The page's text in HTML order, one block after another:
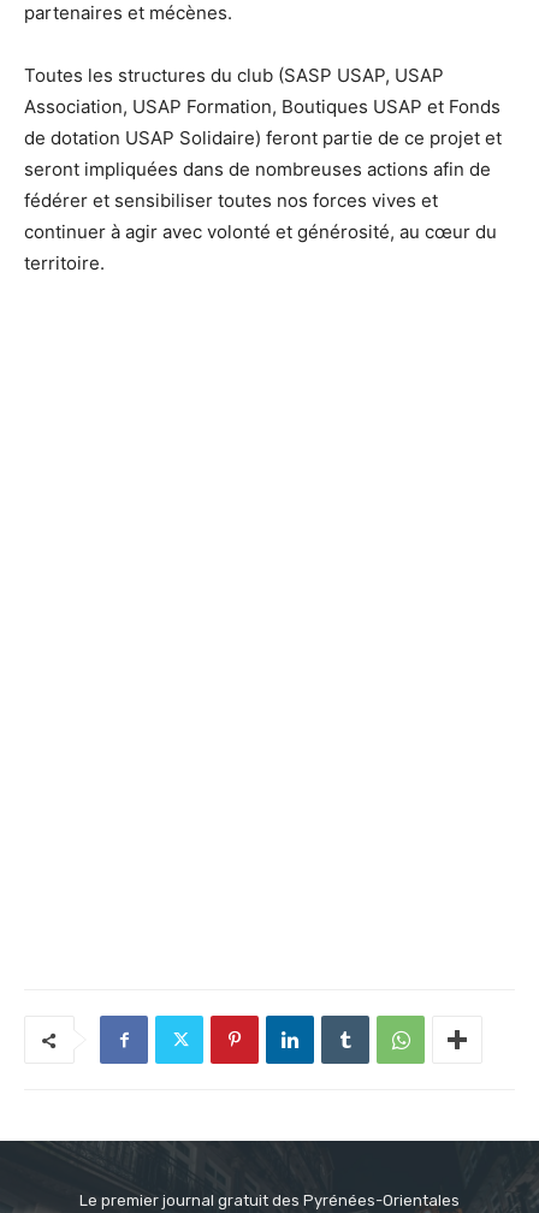
partenaires et mécènes.
Toutes les structures du club (SASP USAP, USAP
Association, USAP Formation, Boutiques USAP et Fonds
de dotation USAP Solidaire) feront partie de ce projet et
seront impliquées dans de nombreuses actions afin de
fédérer et sensibiliser toutes nos forces vives et
continuer à agir avec volonté et générosité, au cœur du
territoire.
Le premier journal gratuit des Pyrénées-Orientales